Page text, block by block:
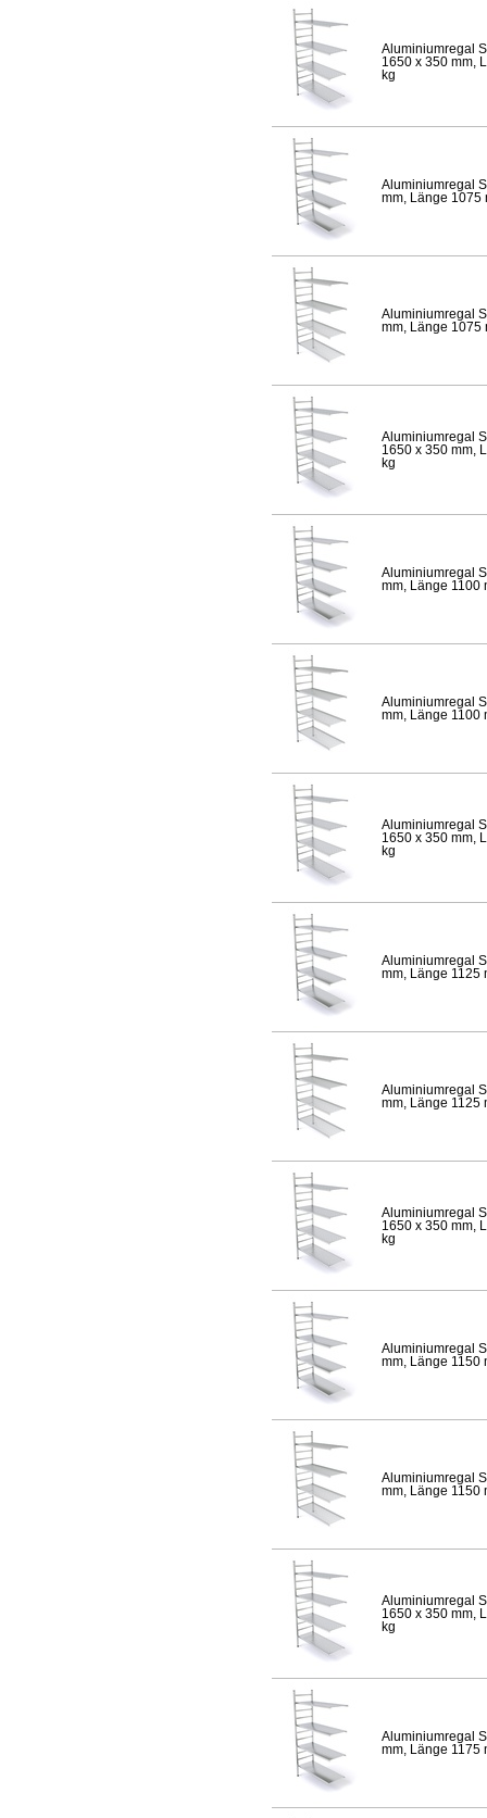
Aluminiumregal
1650 x 350 mm,
kg
Aluminiumregal
mm, Länge 1075
Aluminiumregal
mm, Länge 1075
Aluminiumregal
1650 x 350 mm,
kg
Aluminiumregal
mm, Länge 1100
Aluminiumregal
mm, Länge 1100
Aluminiumregal
1650 x 350 mm,
kg
Aluminiumregal
mm, Länge 1125
Aluminiumregal
mm, Länge 1125
Aluminiumregal
1650 x 350 mm,
kg
Aluminiumregal
mm, Länge 1150
Aluminiumregal
mm, Länge 1150
Aluminiumregal
1650 x 350 mm,
kg
Aluminiumregal
mm, Länge 1175